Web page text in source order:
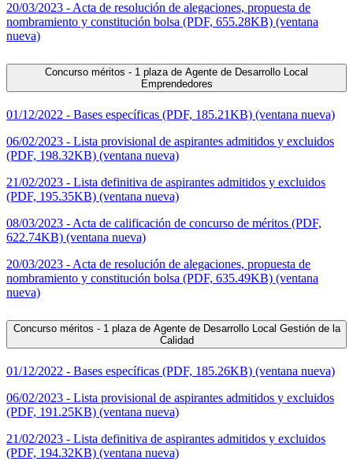
20/03/2023 - Acta de resolución de alegaciones, propuesta de
nombramiento y constitución bolsa (PDF, 655.28KB) (ventana
nueva)
Concurso méritos - 1 plaza de Agente de Desarrollo Local
Emprendedores
01/12/2022 - Bases específicas (PDF, 185.21KB) (ventana nueva)
06/02/2023 - Lista provisional de aspirantes admitidos y excluidos
(PDF, 198.32KB) (ventana nueva)
21/02/2023 - Lista definitiva de aspirantes admitidos y excluidos
(PDF, 195.35KB) (ventana nueva)
08/03/2023 - Acta de calificación de concurso de méritos (PDF,
622.74KB) (ventana nueva)
20/03/2023 - Acta de resolución de alegaciones, propuesta de
nombramiento y constitución bolsa (PDF, 635.49KB) (ventana
nueva)
Concurso méritos - 1 plaza de Agente de Desarrollo Local Gestión de la
Calidad
01/12/2022 - Bases específicas (PDF, 185.26KB) (ventana nueva)
06/02/2023 - Lista provisional de aspirantes admitidos y excluidos
(PDF, 191.25KB) (ventana nueva)
21/02/2023 - Lista definitiva de aspirantes admitidos y excluidos
(PDF, 194.32KB) (ventana nueva)